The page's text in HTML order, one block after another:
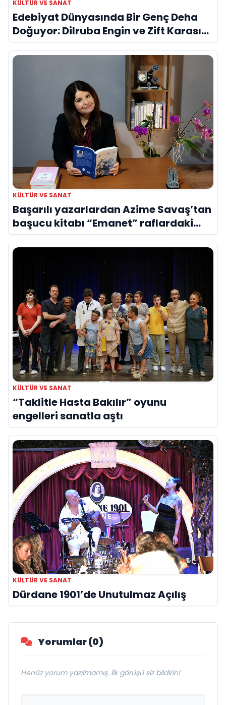
KÜLTÜR VE SANAT
Edebiyat Dünyasında Bir Genç Deha
Doğuyor: Dilruba Engin ve Zift Karası
Evreni ‘AVENOİR’
KÜLTÜR VE SANAT
Başarılı yazarlardan Azime Savaş’tan
başucu kitabı “Emanet” raflardaki
yerini aldı
KÜLTÜR VE SANAT
“Taklitle Hasta Bakılır” oyunu
engelleri sanatla aştı
KÜLTÜR VE SANAT
Dürdane 1901’de Unutulmaz Açılış
Yorumlar (0)
Henüz yorum yazılmamış. İlk görüşü siz bildirin!